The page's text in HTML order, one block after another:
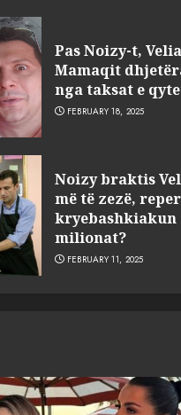
Pas Noizy-t,
Mamaqit
nga taksat e
FEBRUARY 18, 2025
Noizy braktis
më të zezë,
kryebashkiakun
milionat?
FEBRUARY 11, 2025
sulmuan “One
ngjarja u fsheh.
serverat?
MARCH 25, 2025
MARCH 25, 2025